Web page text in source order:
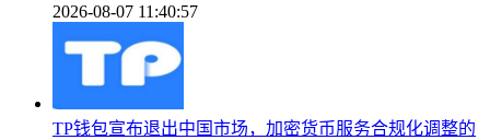
2026-08-07 11:40:57
TP钱包宣布退出中国市场，加密货币服务合规化调整的